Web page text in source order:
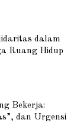
dalam
Ruang Hidup
Bekerja:
dan Urgensi